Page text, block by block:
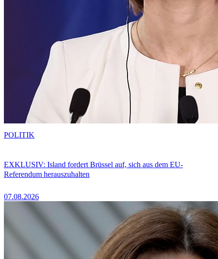
EXKLUSIV: Island fordert Brüssel auf, sich aus dem EU-
Referendum herauszuhalten
07.08.2026
POLITIK